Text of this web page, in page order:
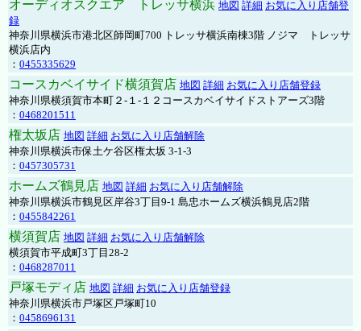
オーディオスクエア トレッサ横浜 地図 詳細 お気に入り店舗登
録
神奈川県横浜市港北区師岡町700 トレッサ横浜南棟3階 ノジマ トレッサ
横浜店内
： 0455335629
コースカベイサイド横須賀店 地図 詳細 お気に入り店舗登録
神奈川県横須賀市本町２-１-１２コースカベイサイドストアーズ3階
： 0468201511
権太坂店 地図 詳細 お気に入り店舗解除
神奈川県横浜市保土ケ谷区権太坂 3-1-3
： 0457305731
ホームズ鶴見店 地図 詳細 お気に入り店舗解除
神奈川県横浜市鶴見区岸谷3丁目9-1 島忠ホームズ横浜鶴見店2階
： 0455842261
横須賀店 地図 詳細 お気に入り店舗解除
横須賀市平成町3丁目28-2
： 0468287011
戸塚モディ店 地図 詳細 お気に入り店舗登録
神奈川県横浜市戸塚区戸塚町10
： 0458696131